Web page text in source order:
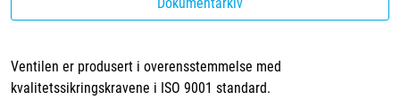
Ventilen er produsert i overensstemmelse med
kvalitetssikringskravene i ISO 9001 standard.